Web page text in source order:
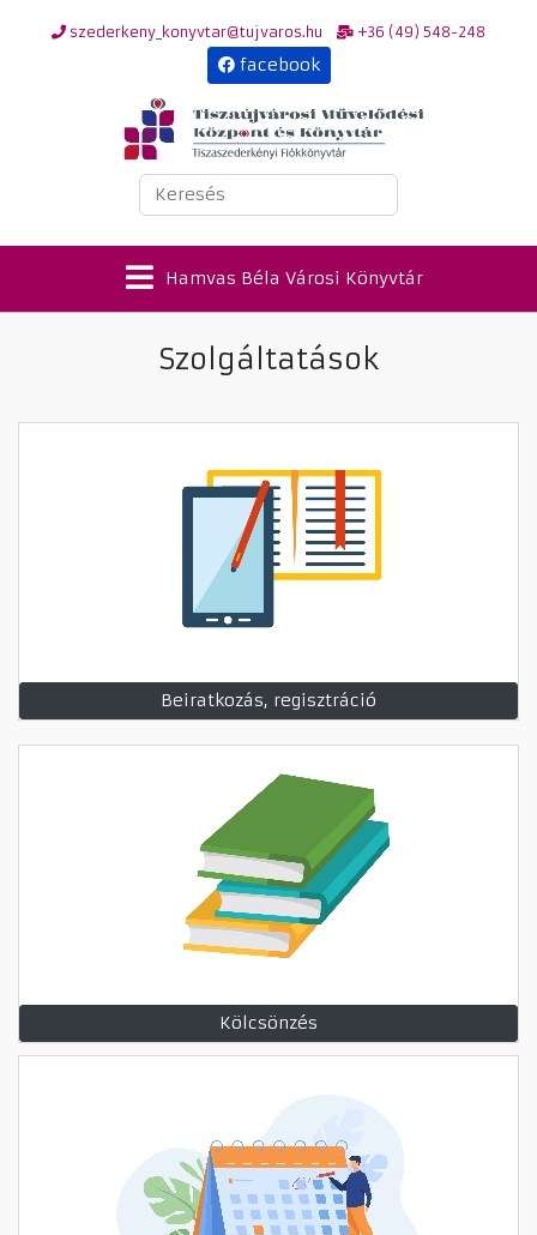
szederkeny_konyvtar@tujvaros.hu +36 (49) 548-248
facebook
Keresés
Hamvas Béla Városi Könyvtár
Szolgáltatások
Beiratkozás, regisztráció
Kölcsönzés